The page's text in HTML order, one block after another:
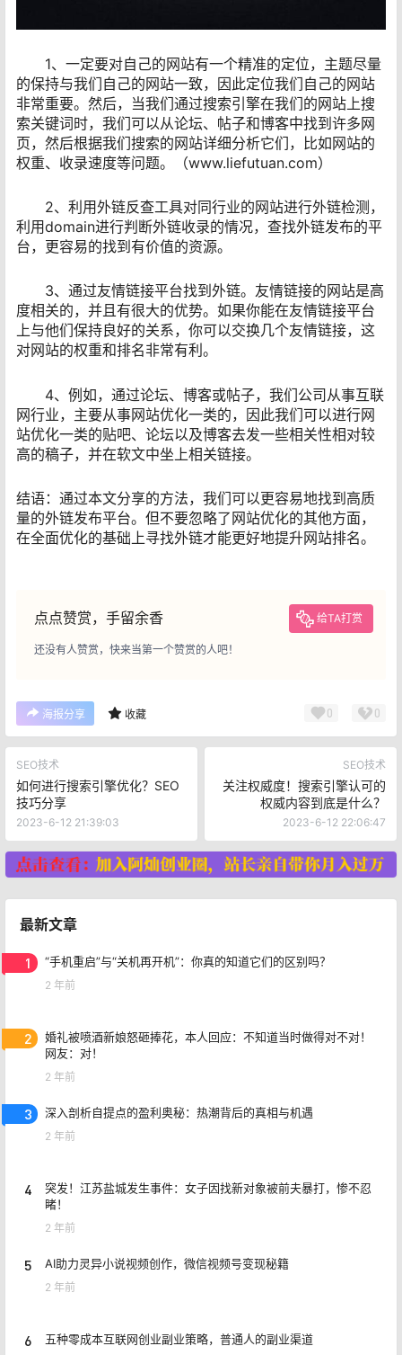
1、一定要对自己的网站有一个精准的定位，主题尽量
的保持与我们自己的网站一致，因此定位我们自己的网站
非常重要。然后，当我们通过搜索引擎在我们的网站上搜
索关键词时，我们可以从论坛、帖子和博客中找到许多网
页，然后根据我们搜索的网站详细分析它们，比如网站的
权重、收录速度等问题。（www.liefutuan.com）
2、利用外链反查工具对同行业的网站进行外链检测，
利用domain进行判断外链收录的情况，查找外链发布的平
台，更容易的找到有价值的资源。
3、通过友情链接平台找到外链。友情链接的网站是高
度相关的，并且有很大的优势。如果你能在友情链接平台
上与他们保持良好的关系，你可以交换几个友情链接，这
对网站的权重和排名非常有利。
4、例如，通过论坛、博客或帖子，我们公司从事互联
网行业，主要从事网站优化一类的，因此我们可以进行网
站优化一类的贴吧、论坛以及博客去发一些相关性相对较
高的稿子，并在软文中坐上相关链接。
结语：通过本文分享的方法，我们可以更容易地找到高质
量的外链发布平台。但不要忽略了网站优化的其他方面，
在全面优化的基础上寻找外链才能更好地提升网站排名。
点点赞赏，手留余香 给TA打赏
还没有人赞赏，快来当第一个赞赏的人吧！
海报分享 收藏 0 0
SEO技术
如何进行搜索引擎优化？SEO
技巧分享
2023-6-12 21:39:03
SEO技术
关注权威度！搜索引擎认可的
权威内容到底是什么？
2023-6-12 22:06:47
最新文章
1 “手机重启”与“关机再开机”：你真的知道它们的区别吗？
2 年前
2
婚礼被喷酒新娘怒砸捧花，本人回应：不知道当时做得对不对！
网友：对！
2 年前
3 深入剖析自提点的盈利奥秘：热潮背后的真相与机遇
2 年前
4
突发！江苏盐城发生事件：女子因找新对象被前夫暴打，惨不忍
睹！
2 年前
5 AI助力灵异小说视频创作，微信视频号变现秘籍
2 年前
6 五种零成本互联网创业副业策略，普通人的副业渠道